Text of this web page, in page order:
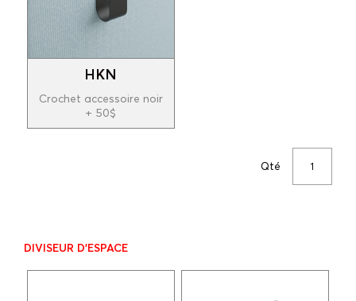
HKN
Crochet accessoire noir
+ 50$
Qté
DIVISEUR D'ESPACE